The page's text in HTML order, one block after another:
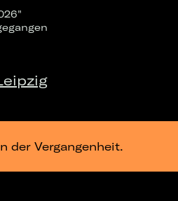
der Vergangenheit.